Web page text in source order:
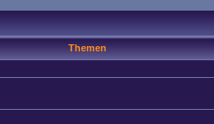
Themen